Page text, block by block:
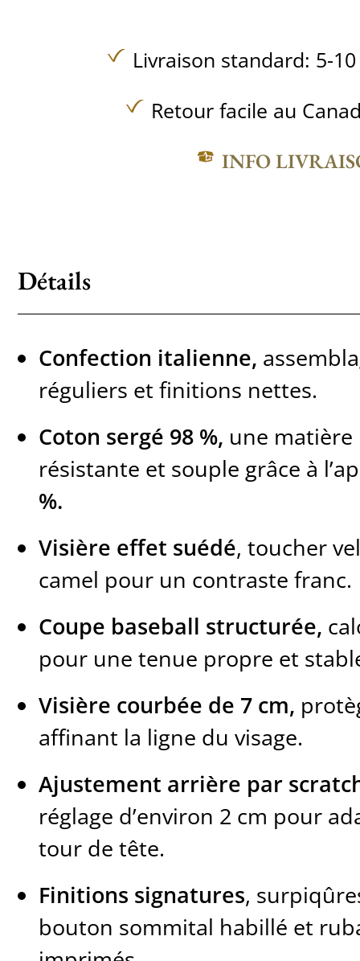
Livraison standard: 5-
Retour facile au
INFO
Détails
Confection italienne,
réguliers et finitions nettes.
Coton sergé 98 %, une
résistante et souple grâce à
%.
Visière effet suédé, toucher
camel pour un contraste franc.
Coupe baseball structurée,
pour une tenue propre et
Visière courbée de 7 cm,
affinant la ligne du visage.
Ajustement arrière par
réglage d’environ 2 cm pour
tour de tête.
Finitions signatures,
bouton sommital habillé et